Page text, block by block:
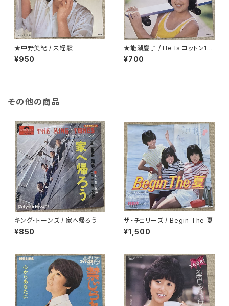
★中野美紀 / 未経験
¥950
★能瀬慶子 / He Is コットン10
0％
¥700
その他の商品
キング・トーンズ / 家へ帰ろう
¥850
ザ・チェリーズ / Begin The 夏
¥1,500